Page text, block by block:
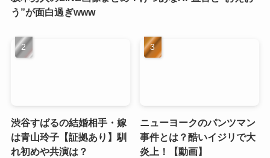
う”が面白過ぎwww
渋谷すばるの結婚相手・嫁
は青山玲子【証拠あり】馴
れ初めや共演は？
ニューヨークのパンツマン
事件とは？酷いイジリで大
炎上！【動画】